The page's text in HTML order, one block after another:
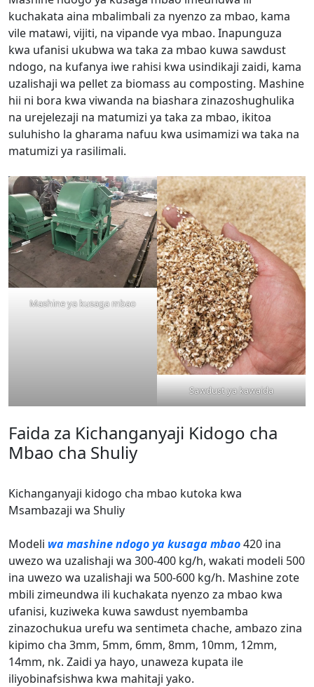
kuchakata aina mbalimbali za nyenzo za mbao, kama
vile matawi, vijiti, na vipande vya mbao. Inapunguza
kwa ufanisi ukubwa wa taka za mbao kuwa sawdust
ndogo, na kufanya iwe rahisi kwa usindikaji zaidi, kama
uzalishaji wa pellet za biomass au composting. Mashine
hii ni bora kwa viwanda na biashara zinazoshughulika
na urejelezaji na matumizi ya taka za mbao, ikitoa
suluhisho la gharama nafuu kwa usimamizi wa taka na
matumizi ya rasilimali.
Mashine ya kusaga mbao
Sawdust ya kawaida
Faida za Kichanganyaji Kidogo cha
Mbao cha Shuliy
Kichanganyaji kidogo cha mbao kutoka kwa
Msambazaji wa Shuliy
Modeli wa mashine ndogo ya kusaga mbao420 ina
uwezo wa uzalishaji wa 300-400 kg/h, wakati modeli 500
ina uwezo wa uzalishaji wa 500-600 kg/h. Mashine zote
mbili zimeundwa ili kuchakata nyenzo za mbao kwa
ufanisi, kuziweka kuwa sawdust nyembamba
zinazochukua urefu wa sentimeta chache, ambazo zina
kipimo cha 3mm, 5mm, 6mm, 8mm, 10mm, 12mm,
14mm, nk. Zaidi ya hayo, unaweza kupata ile
iliyobinafsishwa kwa mahitaji yako.